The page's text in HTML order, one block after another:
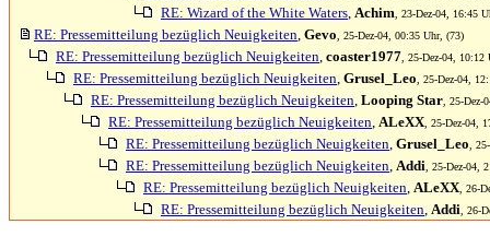
RE: Wizard of the White Waters, Achim , 23-Dez-04, 16:45
RE: Pressemitteilung bezüglich Neuigkeiten, Gevo , 25-Dez-04, 00:35 Uhr, (73)
RE: Pressemitteilung bezüglich Neuigkeiten, coaster1977 , 25-Dez-04, 10:12
RE: Pressemitteilung bezüglich Neuigkeiten, Grusel_Leo , 25-Dez-04,
RE: Pressemitteilung bezüglich Neuigkeiten, Looping Star , 25-
RE: Pressemitteilung bezüglich Neuigkeiten, ALeXX , 25-Dez-04,
RE: Pressemitteilung bezüglich Neuigkeiten, Grusel_Leo ,
RE: Pressemitteilung bezüglich Neuigkeiten, Addi , 25-Dez-04,
RE: Pressemitteilung bezüglich Neuigkeiten, ALeXX , 26-
RE: Pressemitteilung bezüglich Neuigkeiten, Addi , 26-